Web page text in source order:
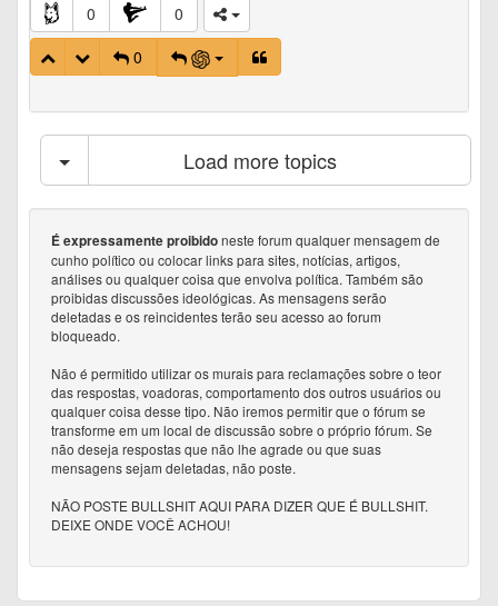
0
0
0
Load more topics
É expressamente proibidoneste forum qualquer mensagem de
cunho político ou colocar links para sites, notícias, artigos,
análises ou qualquer coisa que envolva política. Também são
proibidas discussões ideológicas. As mensagens serão
deletadas e os reincidentes terão seu acesso ao forum
bloqueado.
Não é permitido utilizar os murais para reclamações sobre o teor
das respostas, voadoras, comportamento dos outros usuários ou
qualquer coisa desse tipo. Não iremos permitir que o fórum se
transforme em um local de discussão sobre o próprio fórum. Se
não deseja respostas que não lhe agrade ou que suas
mensagens sejam deletadas, não poste.
NÃO POSTE BULLSHIT AQUI PARA DIZER QUE É BULLSHIT.
DEIXE ONDE VOCÊ ACHOU!